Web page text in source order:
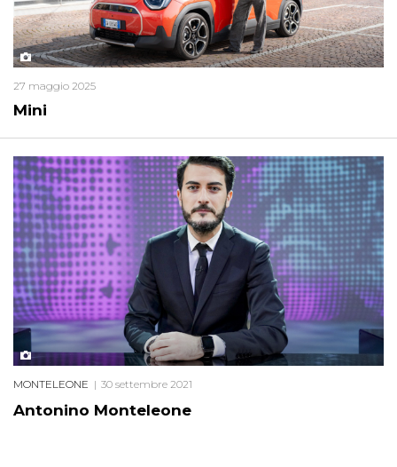
Mini
27 maggio 2025
Antonino Monteleone
MONTELEONE 30 settembre 2021